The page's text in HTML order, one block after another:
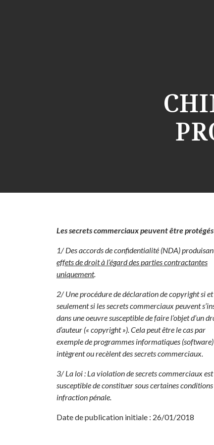
Les secrets commerciaux peuvent être
1/ Des accords de confidentialité (NDA)
effets de droit à l’égard des parties contractantes
uniquement.
2/ Une procédure de déclaration de copyright si et
seulement si les secrets commerciaux peuvent
dans une oeuvre susceptible de faire l’objet d’un
d’auteur (« copyright »). Cela peut être le cas par
exemple de programmes informatiques
intègrent ou recèlent des secrets commerciaux.
3/ La loi : La violation de secrets commerciaux est
susceptible de constituer sous certaines
infraction pénale.
Date de publication initiale : 26/01/2018